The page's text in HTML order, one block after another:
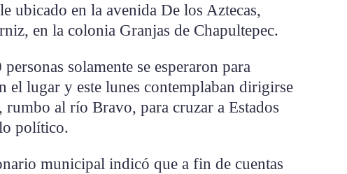
ubicado en la avenida De los Aztecas,
en la colonia Granjas de Chapultepec.
solamente se esperaron para
el lugar y este lunes contemplaban dirigirse
al río Bravo, para cruzar a Estados
político.
municipal indicó que a fin de cuentas